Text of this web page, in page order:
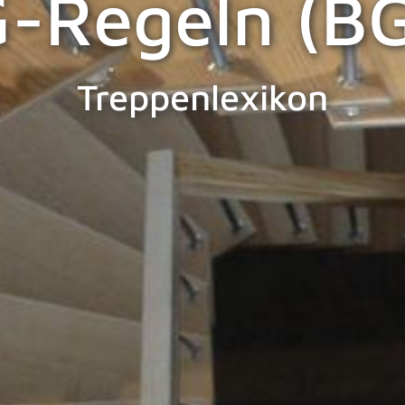
Regeln
Treppenlexikon